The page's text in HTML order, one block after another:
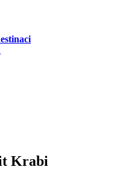
Krabi